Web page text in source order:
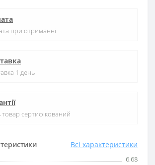
Всі характеристики
6.68
при отриманні
1 день
товар сертифікований